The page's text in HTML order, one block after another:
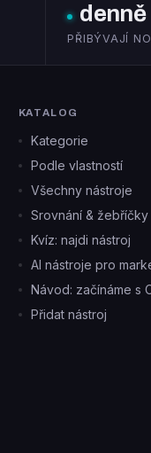
denně
PŘIBÝVAJÍ
KATALOG
Kategorie
Podle vlastností
Všechny nástroje
Srovnání & žebříčky
Kvíz: najdi nástroj
AI nástroje pro
Návod: začínáme s
Přidat nástroj